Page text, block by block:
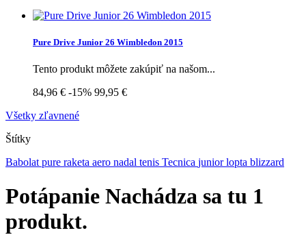
Pure Drive Junior 26 Wimbledon 2015
Tento produkt môžete zakúpiť na našom...
84,96 € -15% 99,95 €
Všetky zľavnené
Štítky
Babolat pure raketa aero nadal tenis Tecnica juniorlopta blizzard
Potápanie Nachádza sa tu 1
produkt.